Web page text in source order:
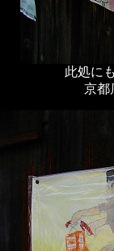
此処に
京都